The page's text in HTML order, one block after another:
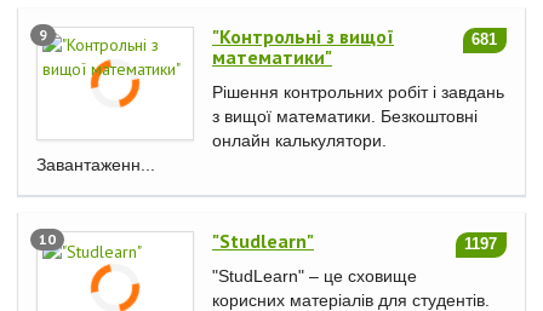
9 681
"Контрольні з вищої
математики"
Рішення контрольних робіт і завдань
з вищої математики. Безкоштовні
онлайн калькулятори.
Завантаженн...
10 1197
"Studlearn"
"StudLearn" – це сховище
корисних матеріалів для студентів.